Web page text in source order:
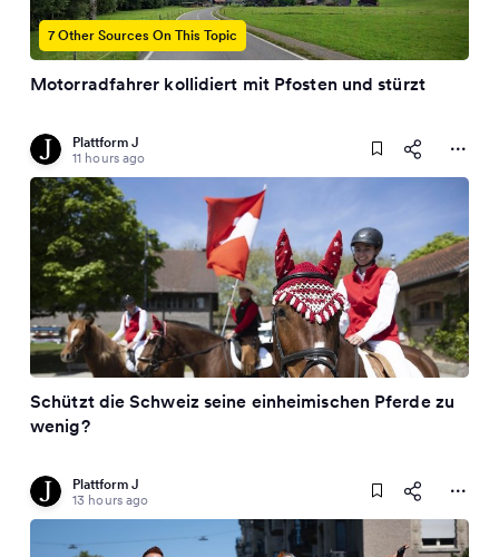
7 Other Sources On This Topic
Motorradfahrer kollidiert mit Pfosten und stürzt
Plattform J
11 hours ago
Schützt die Schweiz seine einheimischen Pferde zu
wenig?
Plattform J
13 hours ago